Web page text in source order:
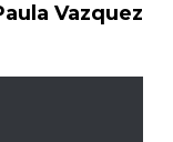
Vazquez